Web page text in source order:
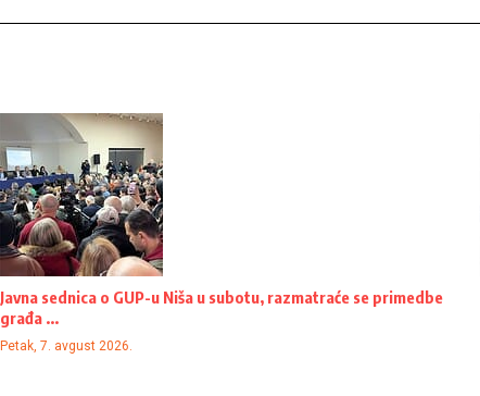
Javna sednica o GUP-u Niša u subotu, razmatraće se primedbe
građa ...
Petak, 7. avgust 2026.